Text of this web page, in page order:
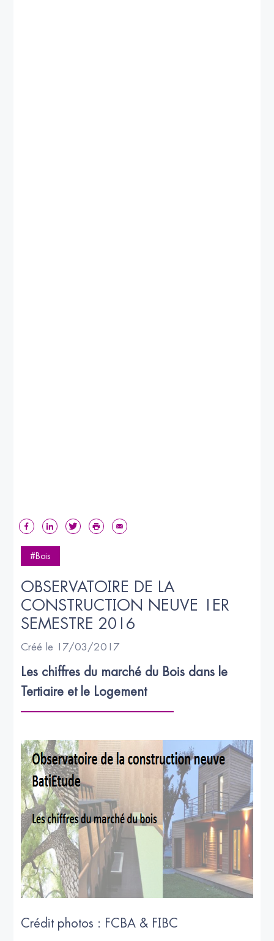
#Bois
OBSERVATOIRE DE LA
CONSTRUCTION NEUVE 1ER
SEMESTRE 2016
Créé le 17/03/2017
Les chiffres du marché du Bois dans le
Tertiaire et le Logement
Crédit photos : FCBA & FIBC